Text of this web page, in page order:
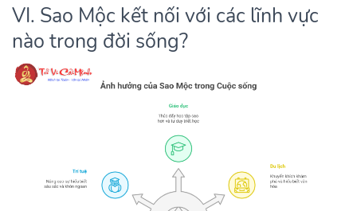
VI. Sao Mộc kết nối với các lĩnh vực
nào trong đời sống?